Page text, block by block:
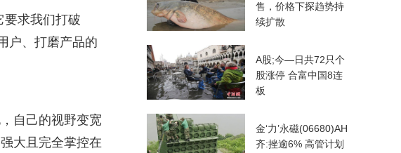
要求我们打破
户、打磨产品的
自己的视野变宽
大且完全掌控在
售，价格下探趋势持
续扩散
A股;今—日共72只个
股涨停 合富中国8连
板
金‘力’永磁(06680)AH
齐:挫逾6% 高管计划